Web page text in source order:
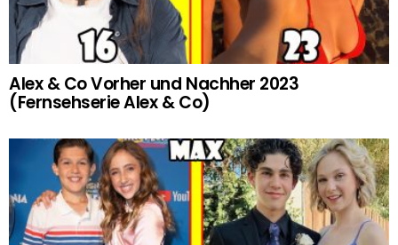
Alex & Co Vorher und Nachher 2023
(Fernsehserie Alex & Co)